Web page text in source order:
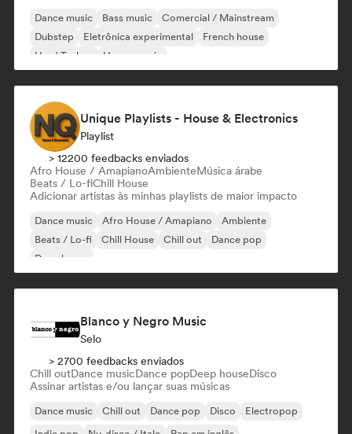
Dance music Bass music
Comercial / Mainstream
Dubstep
Eletrônica experimental
French house
Hard Techno
House music
Unique Playlists - House & Electronics
Playlist
> 12200 feedbacks enviados
Afro House / AmapianoAmbienteMúsica árabe
Beats / Lo-fiChill House
Adicionar artistas às minhas playlists de maior impacto
Dance music Afro House / Amapiano
Ambiente
Beats / Lo-fi
Chill House Chill out
Dance pop
Deep house
Blanco y Negro Music
Selo
> 2700 feedbacks enviados
Chill outDance musicDance popDeep houseDisco
Assinar artistas e/ou lançar suas músicas
Dance music Chill out Dance pop Disco
Electropop